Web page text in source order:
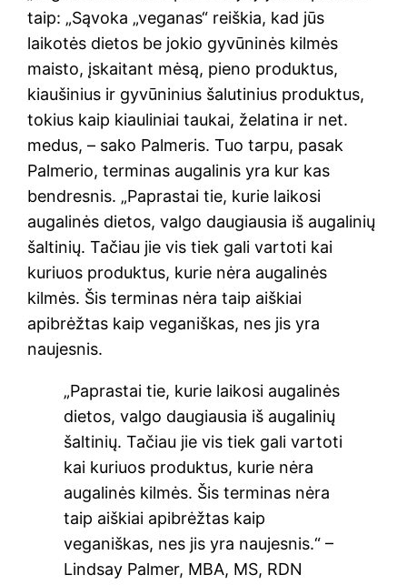
taip: „Sąvoka „veganas“ reiškia, kad jūs
laikotės dietos be jokio gyvūninės kilmės
maisto, įskaitant mėsą, pieno produktus,
kiaušinius ir gyvūninius šalutinius produktus,
tokius kaip kiauliniai taukai, želatina ir net.
medus, – sako Palmeris. Tuo tarpu, pasak
Palmerio, terminas augalinis yra kur kas
bendresnis. „Paprastai tie, kurie laikosi
augalinės dietos, valgo daugiausia iš augalinių
šaltinių. Tačiau jie vis tiek gali vartoti kai
kuriuos produktus, kurie nėra augalinės
kilmės. Šis terminas nėra taip aiškiai
apibrėžtas kaip veganiškas, nes jis yra
naujesnis.
„Paprastai tie, kurie laikosi augalinės
dietos, valgo daugiausia iš augalinių
šaltinių. Tačiau jie vis tiek gali vartoti
kai kuriuos produktus, kurie nėra
augalinės kilmės. Šis terminas nėra
taip aiškiai apibrėžtas kaip
veganiškas, nes jis yra naujesnis.“ –
Lindsay Palmer, MBA, MS, RDN